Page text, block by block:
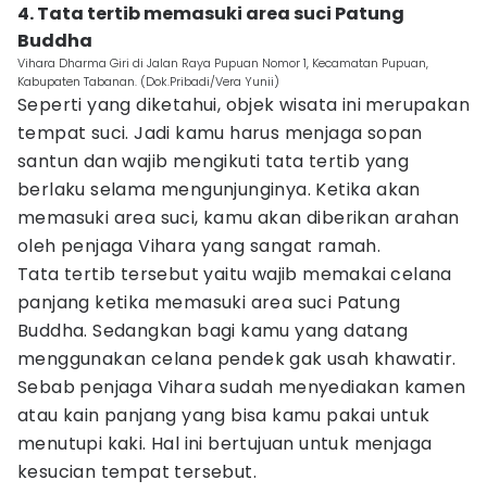
4. Tata tertib memasuki area suci Patung
Buddha
Vihara Dharma Giri di Jalan Raya Pupuan Nomor 1, Kecamatan Pupuan,
Kabupaten Tabanan. (Dok.Pribadi/Vera Yunii)
Seperti yang diketahui, objek wisata ini merupakan
tempat suci. Jadi kamu harus menjaga sopan
santun dan wajib mengikuti tata tertib yang
berlaku selama mengunjunginya. Ketika akan
memasuki area suci, kamu akan diberikan arahan
oleh penjaga Vihara yang sangat ramah.
Tata tertib tersebut yaitu wajib memakai celana
panjang ketika memasuki area suci Patung
Buddha. Sedangkan bagi kamu yang datang
menggunakan celana pendek gak usah khawatir.
Sebab penjaga Vihara sudah menyediakan kamen
atau kain panjang yang bisa kamu pakai untuk
menutupi kaki. Hal ini bertujuan untuk menjaga
kesucian tempat tersebut.